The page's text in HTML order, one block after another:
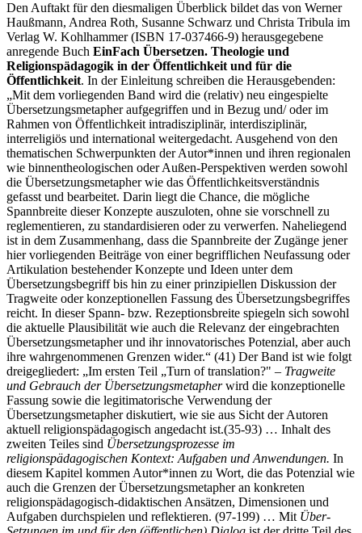
Den Auftakt für den diesmaligen Überblick bildet das von Werner
Haußmann, Andrea Roth, Susanne Schwarz und Christa Tribula im
Verlag W. Kohlhammer (ISBN 17-037466-9) herausgegebene
anregende Buch EinFach Übersetzen. Theologie und
Religionspädagogik in der Öffentlichkeit und für die
Öffentlichkeit. In der Einleitung schreiben die Herausgebenden:
„Mit dem vorliegenden Band wird die (relativ) neu eingespielte
Übersetzungsmetapher aufgegriffen und in Bezug und/ oder im
Rahmen von Öffentlichkeit intradisziplinär, interdisziplinär,
interreligiös und international weitergedacht. Ausgehend von den
thematischen Schwerpunkten der Autor*innen und ihren regionalen
wie binnentheologischen oder Außen-Perspektiven werden sowohl
die Übersetzungsmetapher wie das Öffentlichkeitsverständnis
gefasst und bearbeitet. Darin liegt die Chance, die mögliche
Spannbreite dieser Konzepte auszuloten, ohne sie vorschnell zu
reglementieren, zu standardisieren oder zu verwerfen. Naheliegend
ist in dem Zusammenhang, dass die Spannbreite der Zugänge jener
hier vorliegenden Beiträge von einer begrifflichen Neufassung oder
Artikulation bestehender Konzepte und Ideen unter dem
Übersetzungsbegriff bis hin zu einer prinzipiellen Diskussion der
Tragweite oder konzeptionellen Fassung des Übersetzungsbegriffes
reicht. In dieser Spann- bzw. Rezeptionsbreite spiegeln sich sowohl
die aktuelle Plausibilität wie auch die Relevanz der eingebrachten
Übersetzungsmetapher und ihr innovatorisches Potenzial, aber auch
ihre wahrgenommenen Grenzen wider.“ (41) Der Band ist wie folgt
dreigegliedert: „Im ersten Teil „Turn of translation?" – Tragweite
und Gebrauch der Übersetzungsmetapherwird die konzeptionelle
Fassung sowie die legitimatorische Verwendung der
Übersetzungsmetapher diskutiert, wie sie aus Sicht der Autoren
aktuell religionspädagogisch angedacht ist.(35-93) … Inhalt des
zweiten Teiles sind Übersetzungsprozesse im
religionspädagogischen Kontext: Aufgaben und Anwendungen. In
diesem Kapitel kommen Autor*innen zu Wort, die das Potenzial wie
auch die Grenzen der Übersetzungsmetapher an konkreten
religionspädagogisch-didaktischen Ansätzen, Dimensionen und
Aufgaben durchspielen und reflektieren. (97-199) … Mit Über-